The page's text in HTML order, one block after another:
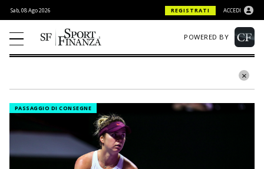
Sab, 08 Ago 2026 REGISTRATI ACCEDI
POWERED BY
PASSAGGIO DI CONSEGNE